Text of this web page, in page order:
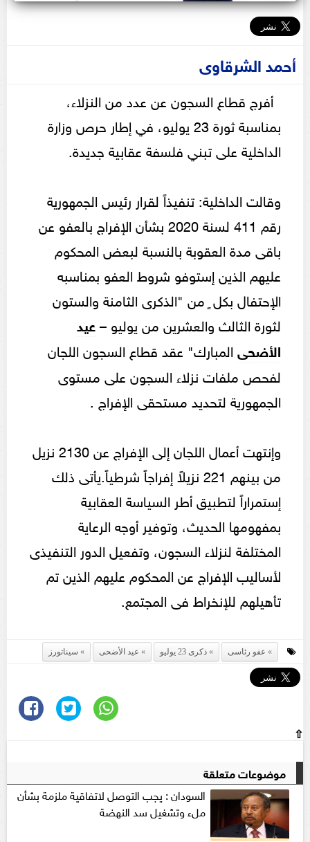
أحمد الشرقاوى
أفرج قطاع السجون عن عدد من النزلاء،
بمناسبة ثورة 23 يوليو، في إطار حرص وزارة
الداخلية على تبني فلسفة عقابية جديدة.
وقالت الداخلية: تنفيذاً لقرار رئيس الجمهورية
رقم 411 لسنة 2020 بشأن الإفراج بالعفو عن
باقى مدة العقوبة بالنسبة لبعض المحكوم
عليهم الذين إستوفو شروط العفو بمناسبه
الإحتفال بكل ٍ من "الذكرى الثامنة والستون
لثورة الثالث والعشرين من يوليو –عيد
الأضحى المبارك" عقد قطاع السجون اللجان
لفحص ملفات نزلاء السجون على مستوى
الجمهورية لتحديد مستحقى الإفراج .
وإنتهت أعمال اللجان إلى الإفراج عن 2130 نزيل
من بينهم 221 نزيلاً إفراجاً شرطياً.يأتى ذلك
إستمراراً لتطبيق أطر السياسة العقابية
بمفهومها الحديث، وتوفير أوجه الرعاية
المختلفة لنزلاء السجون، وتفعيل الدور التنفيذى
لأساليب الإفراج عن المحكوم عليهم الذين تم
تأهيلهم للإنخراط فى المجتمع.
عفو رئاسى ذكرى 23 يوليو عيد الأضحى سيناتورز
⇧
موضوعات متعلقة
السودان : يجب التوصل لاتفاقية ملزمة بشأن
ملء وتشغيل سد النهضة